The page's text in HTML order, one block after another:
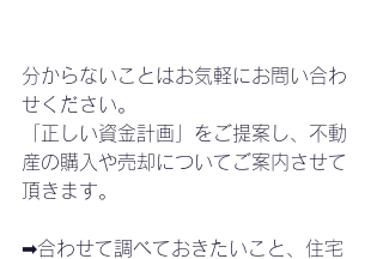
分からないことはお気軽にお問い合わ
せください。
「正しい資金計画」をご提案し、不動
産の購入や売却についてご案内させて
頂きます。
➡合わせて調べておきたいこと、住宅